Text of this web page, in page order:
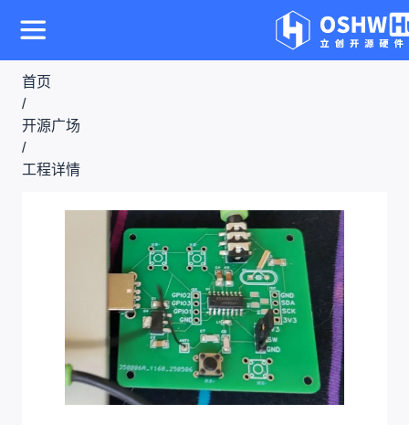
首页
/
开源广场
/
工程详情